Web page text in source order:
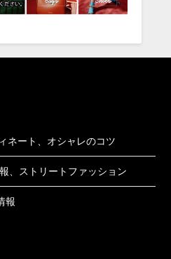
ネート、オシャレのコツ
、ストリートファッション
報